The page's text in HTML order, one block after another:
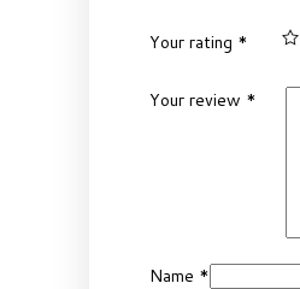
Your rating *
Your review *
Name *